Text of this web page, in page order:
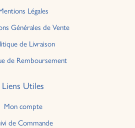
Légales
Générales de Vente
de Livraison
de Remboursement
Liens Utiles
Mon compte
de Commande